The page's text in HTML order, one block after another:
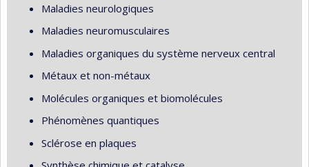
Maladies neurologiques
Maladies neuromusculaires
Maladies organiques du système nerveux central
Métaux et non-métaux
Molécules organiques et biomolécules
Phénomènes quantiques
Sclérose en plaques